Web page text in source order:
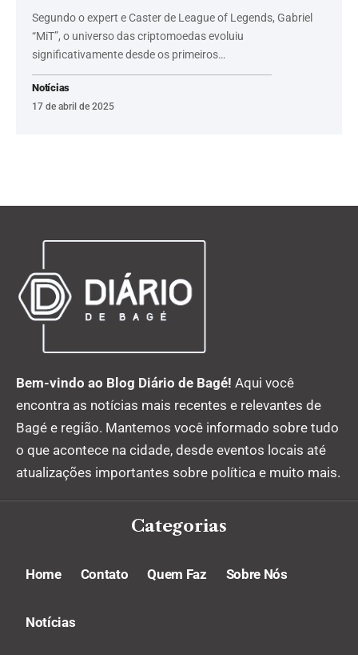
Segundo o expert e Caster de League of Legends, Gabriel
“MiT”, o universo das criptomoedas evoluiu
significativamente desde os primeiros…
Notícias
17 de abril de 2025
Bem-vindo ao Blog Diário de Bagé! Aqui você
encontra as notícias mais recentes e relevantes de
Bagé e região. Mantemos você informado sobre tudo
o que acontece na cidade, desde eventos locais até
atualizações importantes sobre política e muito mais.
Categorias
Home Contato Quem Faz Sobre Nós
Notícias